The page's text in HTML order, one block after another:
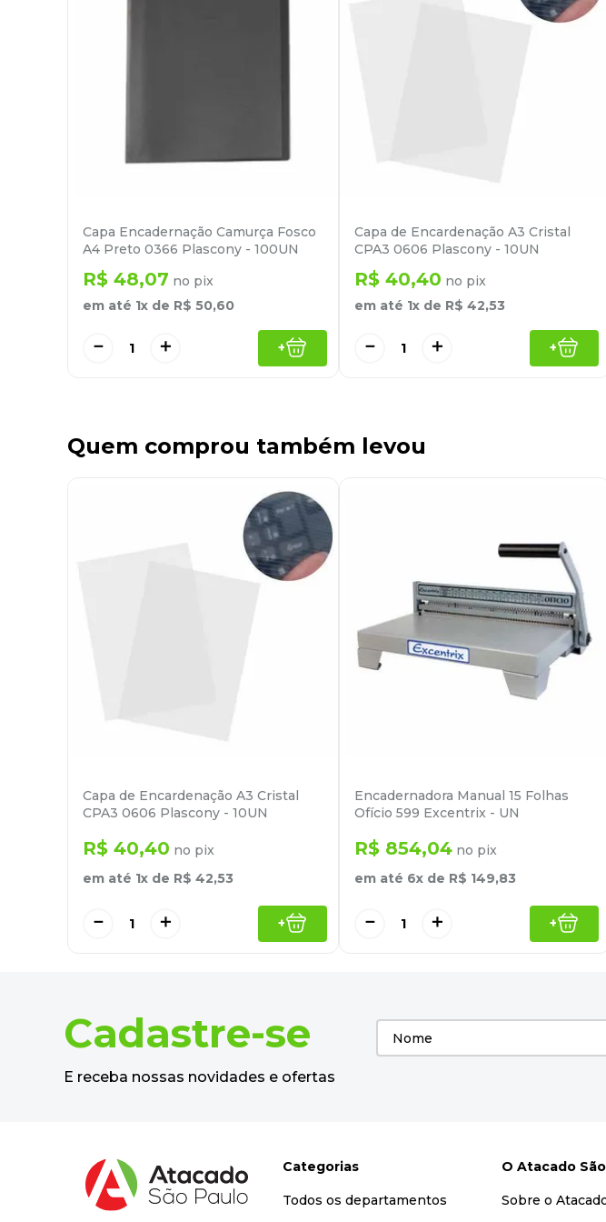
Capa Encadernação Camurça Fosco
A4 Preto 0366 Plascony - 100UN
R$ 48,07 no pix
em até 1x de R$ 50,60
＋
－ +
Capa de Encardenação A3 Cristal
CPA3 0606 Plascony - 10UN
R$ 40,40 no pix
em até 1x de R$ 42,53
＋
－ +
Quem comprou também levou
Capa de Encardenação A3 Cristal
CPA3 0606 Plascony - 10UN
R$ 40,40 no pix
em até 1x de R$ 42,53
＋
－ +
Encadernadora Manual 15 Folhas
Ofício 599 Excentrix - UN
R$ 854,04 no pix
em até 6x de R$ 149,83
＋
－ +
Cadastre-se
E receba nossas novidades e ofertas
Categorias
Todos os departamentos
O Atacado
Sobre o